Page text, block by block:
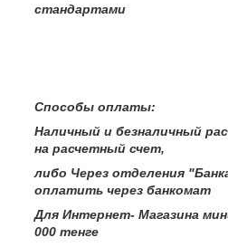
стандартами
Способы оплаты:
Наличный и безналичный
на расчетный счет,
либо Через отделения
оплатить через банкомат
Для Интернет- Магазина
000 тенге